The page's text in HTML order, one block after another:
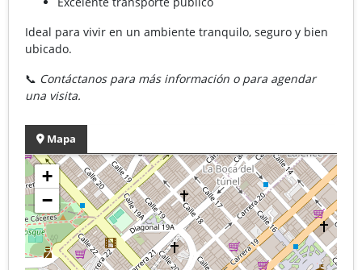
Ideal para vivir en un ambiente tranquilo, seguro y bien
ubicado.
📞 Contáctanos para más información o para agendar
una visita.
Mapa
+
−